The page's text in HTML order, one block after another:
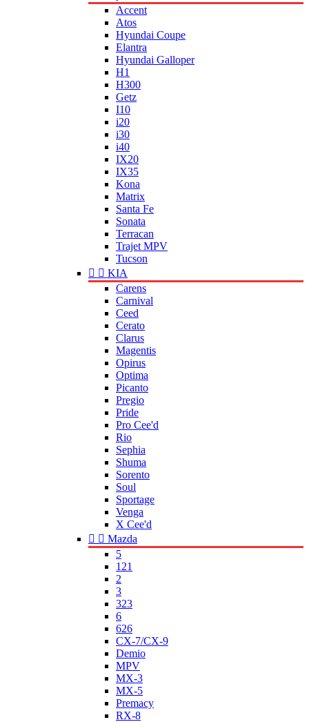
Accent
Atos
Hyundai Coupe
Elantra
Hyundai Galloper
H1
H300
Getz
I10
i20
i30
i40
IX20
IX35
Kona
Matrix
Santa Fe
Sonata
Terracan
Trajet MPV
Tucson
  KIA
Carens
Carnival
Ceed
Cerato
Clarus
Magentis
Opirus
Optima
Picanto
Pregio
Pride
Pro Cee'd
Rio
Sephia
Shuma
Sorento
Soul
Sportage
Venga
X Cee'd
  Mazda
5
121
2
3
323
6
626
CX-7/CX-9
Demio
MPV
MX-3
MX-5
Premacy
RX-8